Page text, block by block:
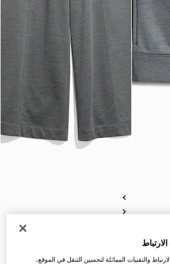
€ 1.385
والتقنيات المماثلة لتحسين التنقل في الموقع،